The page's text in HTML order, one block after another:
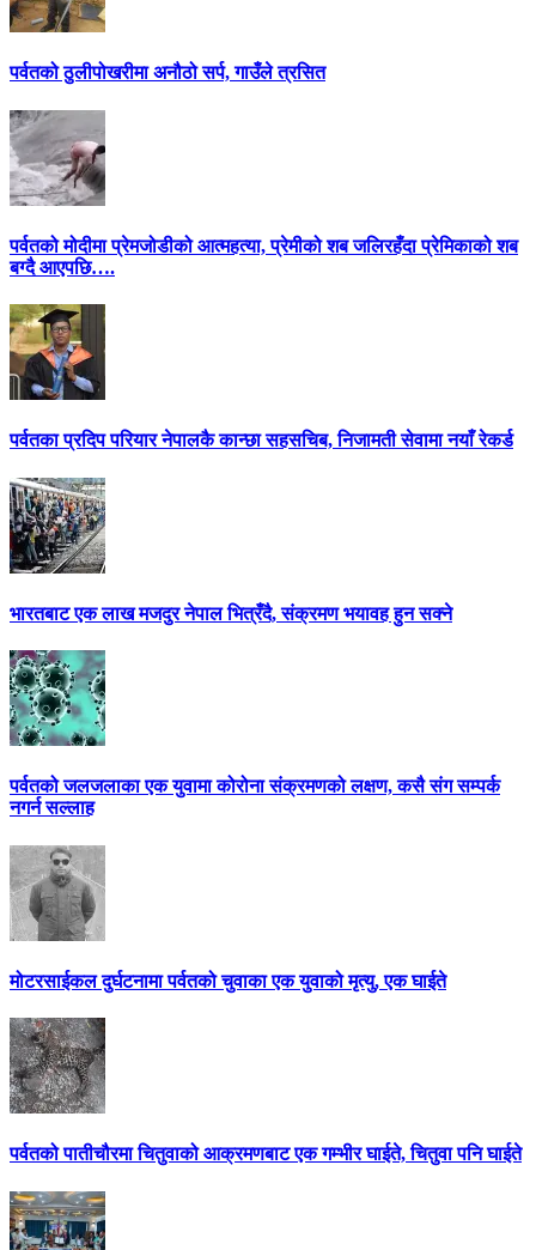
पर्वतको ठुलीपोखरीमा अनौठो सर्प, गाउँले त्रसित
पर्वतको मोदीमा प्रेमजोडीको आत्महत्या, प्रेमीको शब जलिरहँदा प्रेमिकाको शब
बग्दै आएपछि….
पर्वतका प्रदिप परियार नेपालकै कान्छा सहसचिब, निजामती सेवामा नयाँ रेकर्ड
भारतबाट एक लाख मजदुर नेपाल भित्रँदै, संक्रमण भयावह हुन सक्ने
पर्वतको जलजलाका एक युवामा कोरोना संक्रमणको लक्षण, कसै संग सम्पर्क
नगर्न सल्लाह
मोटरसाईकल दुर्घटनामा पर्वतको चुवाका एक युवाको मृत्यु, एक घाईते
पर्वतको पातीचौरमा चितुवाको आक्रमणबाट एक गम्भीर घाईते, चितुवा पनि घाईते